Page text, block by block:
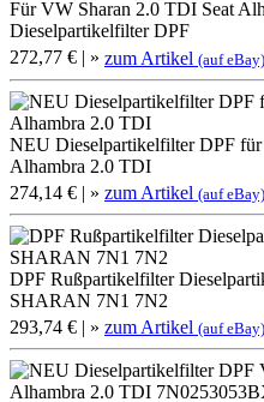
Für VW Sharan 2.0 TDI Seat
Dieselpartikelfilter DPF
272,77 € | » zum Artikel (auf eBay)
NEU Dieselpartikelfilter DPF
Alhambra 2.0 TDI
274,14 € | » zum Artikel (auf eBay)
DPF Rußpartikelfilter
SHARAN 7N1 7N2
293,74 € | » zum Artikel (auf eBay)